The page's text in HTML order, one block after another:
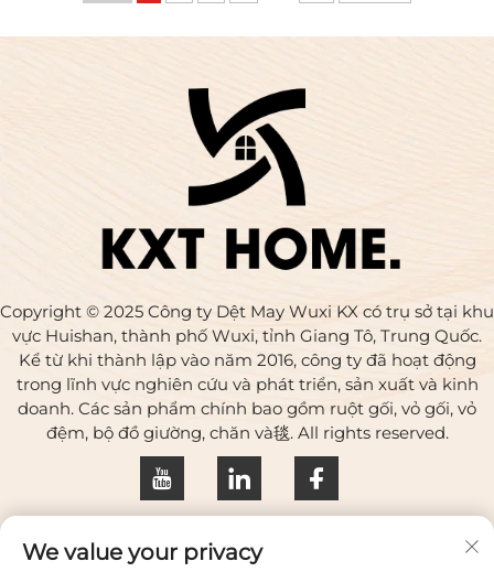
Copyright © 2025 Công ty Dệt May Wuxi KX có trụ sở tại khu
vực Huishan, thành phố Wuxi, tỉnh Giang Tô, Trung Quốc.
Kể từ khi thành lập vào năm 2016, công ty đã hoạt động
trong lĩnh vực nghiên cứu và phát triển, sản xuất và kinh
doanh. Các sản phẩm chính bao gồm ruột gối, vỏ gối, vỏ
đệm, bộ đồ giường, chăn và毯. All rights reserved.
Chính sách bảo mật
We value your privacy